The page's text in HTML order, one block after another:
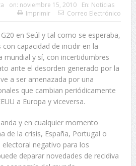
on: noviembre 15, 2010 En: Noticias
Imprimir
Correo Electrónico
en Seúl y tal como se esperaba,
capacidad de incidir en la
mundial y sí, con incertidumbres
ante el desorden generado por la
a ser amenazada por una
que cambian periódicamente
a Europa y viceversa.
y en cualquier momento
de la crisis, España, Portugal o
negativo para los
deparar novedades de recidiva